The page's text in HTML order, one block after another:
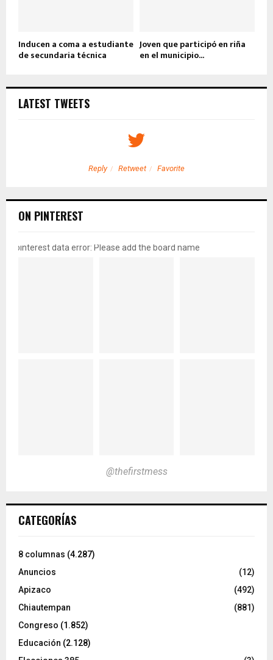
Inducen a coma a estudiante
de secundaria técnica
Joven que participó en riña
en el municipio...
LATEST TWEETS
Reply Retweet Favorite
ON PINTEREST
pinterest data error: Please add the board name
@thefirstmess
CATEGORÍAS
8 columnas (4.287)
Anuncios
(12)
Apizaco
(492)
Chiautempan
(881)
Congreso (1.852)
Educación (2.128)